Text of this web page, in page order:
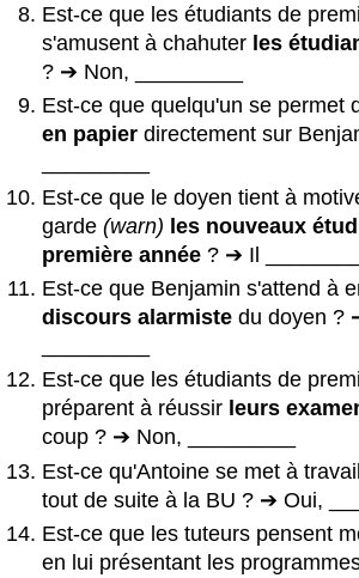
Est-ce que les étudiants de
s'amusent à chahuter les
? ➔ Non, _________
Est-ce que quelqu'un se permet
en papier directement sur
Est-ce que le doyen tient à
garde (warn) les nouveaux
première année ? ➔ Il
Est-ce que Benjamin s'attend à
discours alarmiste du doyen ?
Est-ce que les étudiants de
préparent à réussir leurs
coup ? ➔ Non, _________
Est-ce qu'Antoine se met à
tout de suite à la BU ? ➔ Oui,
Est-ce que les tuteurs pensent
en lui présentant les